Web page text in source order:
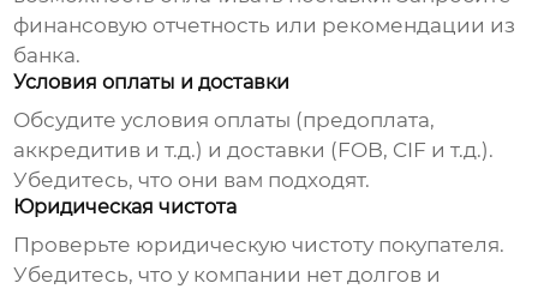
финансовую отчетность или рекомендации из
банка.
Условия оплаты и доставки
Обсудите условия оплаты (предоплата,
аккредитив и т.д.) и доставки (FOB, CIF и т.д.).
Убедитесь, что они вам подходят.
Юридическая чистота
Проверьте юридическую чистоту покупателя.
Убедитесь, что у компании нет долгов и